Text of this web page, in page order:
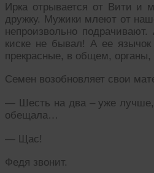
Ирка отрывается от Вити и
дружку. Мужики млеют от
непроизвольно
киске не бывал! А ее
прекрасные, в общем,
Семен возобновляет свои
— Шесть на два – уже лучше,
обещала…
— Щас!
Федя звонит.